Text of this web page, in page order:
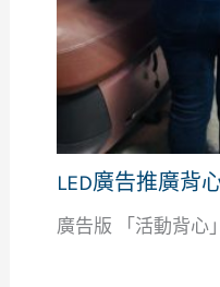
LED廣告推廣背
廣告版 「活動背心